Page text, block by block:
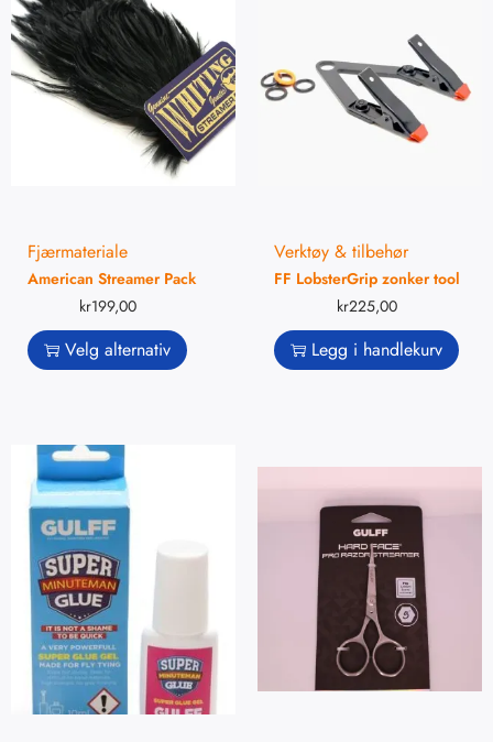
Fjærmateriale
American Streamer Pack
kr199,00
Velg alternativ
Verktøy & tilbehør
FF LobsterGrip zonker tool
kr225,00
Legg i handlekurv